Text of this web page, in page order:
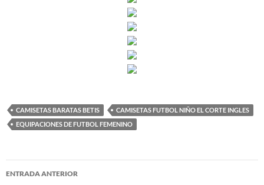
CAMISETAS BARATAS BETIS
CAMISETAS FUTBOL NIÑO EL CORTE INGLES
EQUIPACIONES DE FUTBOL FEMENINO
Navegación
ENTRADA ANTERIOR